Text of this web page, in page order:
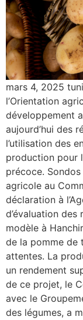
mars 4, 2025
l’Orientation
développement
aujourd’hui des
l’utilisation des
production pour
précoce.
agricole au
déclaration à
d’évaluation
modèle à
de la pomme de
attentes. La
un rendement
de ce projet, le
avec le
des légumes, a